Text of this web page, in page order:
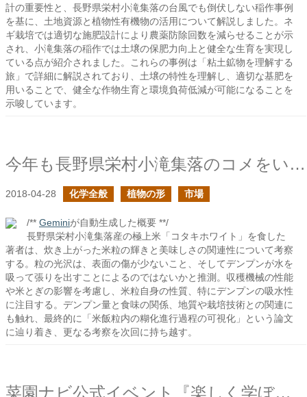
計の重要性と、長野県栄村小滝集落の台風でも倒伏しない稲作事例
を基に、土地資源と植物性有機物の活用について解説しました。ネ
ギ栽培では適切な施肥設計により農薬防除回数を減らせることが示
され、小滝集落の稲作では土壌の保肥力向上と健全な生育を実現し
ている点が紹介されました。これらの事例は「粘土鉱物を理解する
旅」で詳細に解説されており、土壌の特性を理解し、適切な基肥を
用いることで、健全な作物生育と環境負荷低減が可能になることを
示唆しています。
今年も長野県栄村小滝集落のコメをいただきました
2018-04-28 化学全般 植物の形 市場
/** Geminiが自動生成した概要 **/
長野県栄村小滝集落産の極上米「コタキホワイト」を食した
著者は、炊き上がった米粒の輝きと美味しさの関連性について考察
する。粒の光沢は、表面の傷が少ないこと、そしてデンプンが水を
吸って張りを出すことによるのではないかと推測。収穫機械の性能
や米とぎの影響を考慮し、米粒自身の性質、特にデンプンの吸水性
に注目する。デンプン量と食味の関係、地質や栽培技術との関連に
も触れ、最終的に「米飯粒内の糊化進行過程の可視化」という論文
に辿り着き、更なる考察を次回に持ち越す。
菜園ナビ公式イベント『楽しく学ぼう！第1弾 in 関西』で基肥の話をしました